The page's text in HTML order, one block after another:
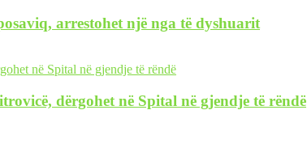
arrestohet një nga të dyshuarit
dërgohet në Spital në gjendje të rëndë